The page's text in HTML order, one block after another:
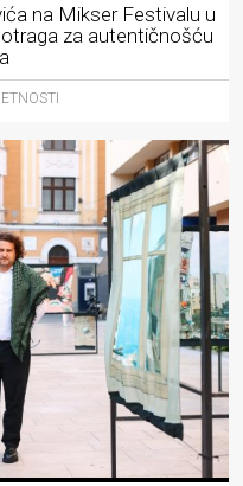
na Mikser Festivalu u
za autentičnošću